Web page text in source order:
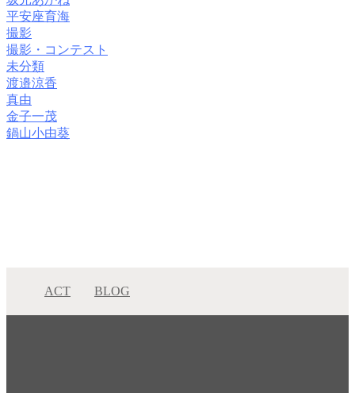
平安座育海
撮影
撮影・コンテスト
未分類
渡邉涼香
真由
金子一茂
鍋山小由葵
ACT BLOG